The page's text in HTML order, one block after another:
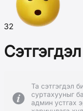
32
Та сэтгэгдэл
суртахууныг
админ устгах